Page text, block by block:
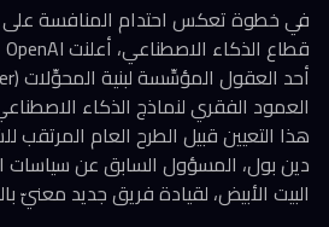
في خطوة تعكس احتدام المنافسة على
العمود الفقري لنماذج الذكاء
هذا التعيين قبيل الطرح العام المرتقب
دين بول، المسؤول السابق عن سياسات
البيت الأبيض، لقيادة فريق جديد معنيّ